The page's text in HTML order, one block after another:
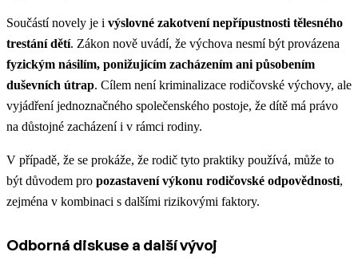
Součástí novely je i výslovné zakotvení nepřípustnosti tělesného
trestání dětí. Zákon nově uvádí, že výchova nesmí být provázena
fyzickým násilím, ponižujícím zacházením ani působením
duševních útrap. Cílem není kriminalizace rodičovské výchovy, ale
vyjádření jednoznačného společenského postoje, že dítě má právo
na důstojné zacházení i v rámci rodiny.
V případě, že se prokáže, že rodič tyto praktiky používá, může to
být důvodem pro pozastavení výkonu rodičovské odpovědnosti,
zejména v kombinaci s dalšími rizikovými faktory.
Odborná diskuse a další vývoj